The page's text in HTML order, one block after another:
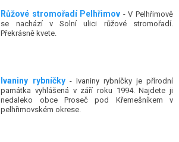
Růžové stromořadí Pelhřimov - V Pelhřimově
se nachází v Solní ulici růžové stromořadí.
Překrásně kvete.
Ivaniny rybníčky- Ivaniny rybníčky je přírodní
památka vyhlášená v září roku 1994. Najdete ji
nedaleko obce Proseč pod Křemešníkem v
pelhřimovském okrese.